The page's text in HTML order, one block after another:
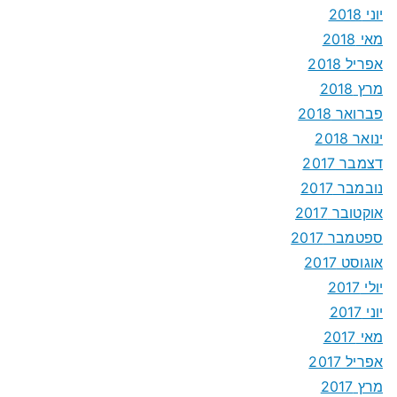
יוני 2018
מאי 2018
אפריל 2018
מרץ 2018
פברואר 2018
ינואר 2018
דצמבר 2017
נובמבר 2017
אוקטובר 2017
ספטמבר 2017
אוגוסט 2017
יולי 2017
יוני 2017
מאי 2017
אפריל 2017
מרץ 2017